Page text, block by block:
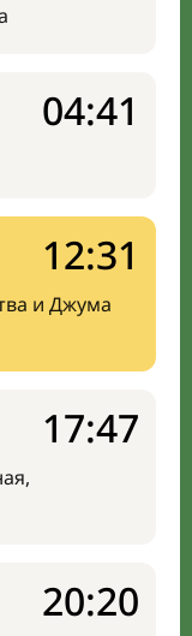
04:41
и Джума
12:31
17:47
20:20